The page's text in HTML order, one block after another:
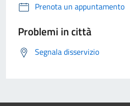
Prenota un appuntamento
Problemi in città
Segnala disservizio